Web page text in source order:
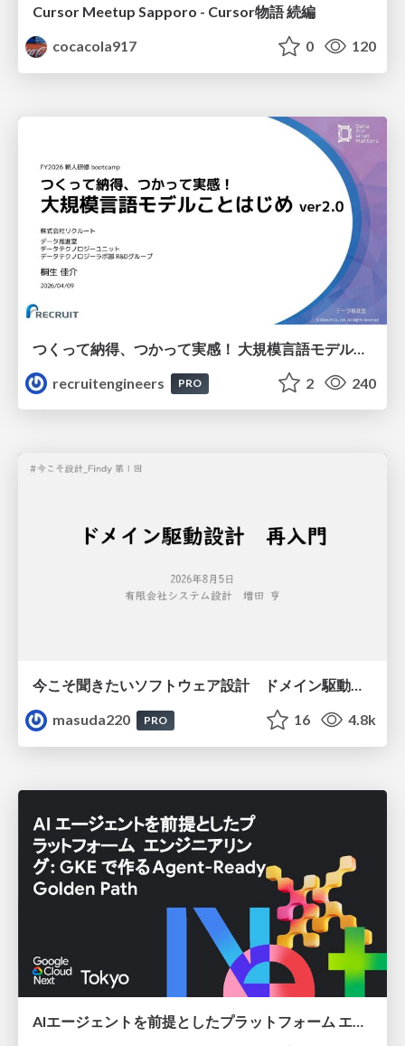
Cursor Meetup Sapporo - Cursor物語 続編
cocacola917
0 120
つくって納得、つかって実感！ 大規模言語モデルことはじめ ver2.0
recruitengineers
PRO 2 240
今こそ聞きたいソフトウェア設計 ドメイン駆動設計再入門
masuda220
PRO 16 4.8k
AIエージェントを前提としたプラットフォーム エンジニアリング：GKEで作るAgent-Ready Golden Path